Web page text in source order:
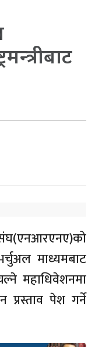
माध्यमबाट
महाधिवेशनमा
प्रस्ताव पेश गर्ने